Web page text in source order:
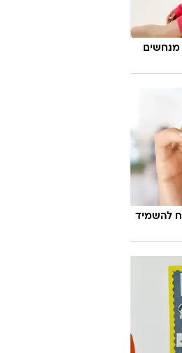
מנחשים
להשמיד